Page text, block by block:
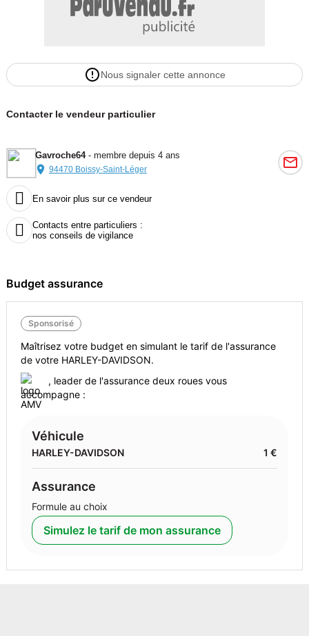
Nous signaler cette annonce
Contacter le vendeur particulier
Gavroche64- membre depuis 4 ans
94470 Boissy-Saint-Léger
 En savoir plus sur ce vendeur

Contacts entre particuliers :
nos conseils de vigilance
Budget assurance
Sponsorisé
Maîtrisez votre budget en simulant le tarif de l'assurance
de votre HARLEY-DAVIDSON.
, leader de l'assurance deux roues vous
accompagne :
Véhicule
HARLEY-DAVIDSON 1 €
Assurance
Formule au choix
Simulez le tarif de mon assurance